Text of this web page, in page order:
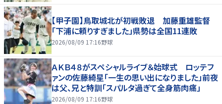
【甲子園】鳥取城北が初戦敗退 加藤重雄監督
「下浦に頼りすぎました」県勢は全国11連敗
2026/08/09 17:16野球
ＡＫＢ４８がスペシャルライブ＆始球式 ロッテフ
ァンの佐藤綺星「一生の思い出になりました」前夜
は父、兄と特訓「スパルタ過ぎて全身筋肉痛」
2026/08/09 17:16野球